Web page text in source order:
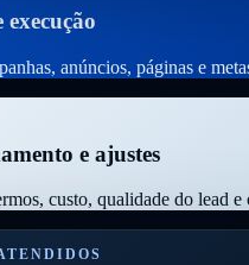
anúncios, páginas e
e ajustes
custo, qualidade do lead e